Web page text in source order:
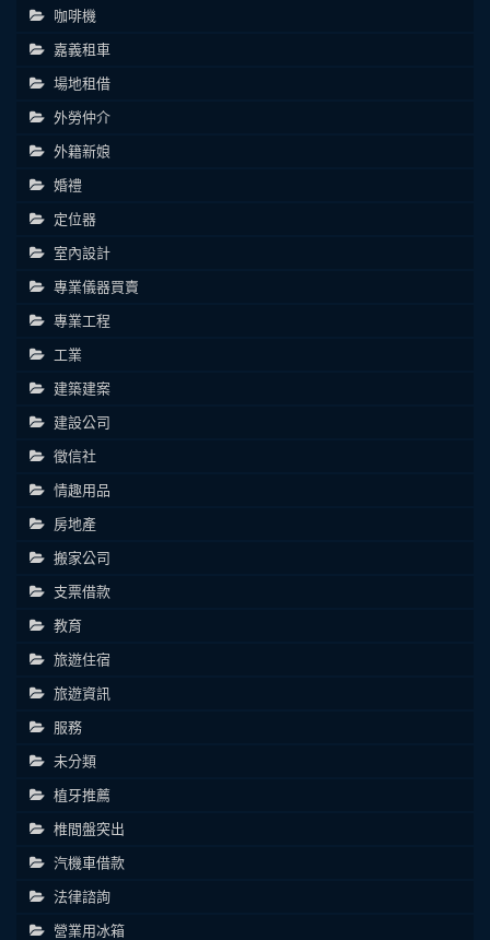
咖啡機
嘉義租車
場地租借
外勞仲介
外籍新娘
婚禮
定位器
室內設計
專業儀器買賣
專業工程
工業
建築建案
建設公司
徵信社
情趣用品
房地產
搬家公司
支票借款
教育
旅遊住宿
旅遊資訊
服務
未分類
植牙推薦
椎間盤突出
汽機車借款
法律諮詢
營業用冰箱